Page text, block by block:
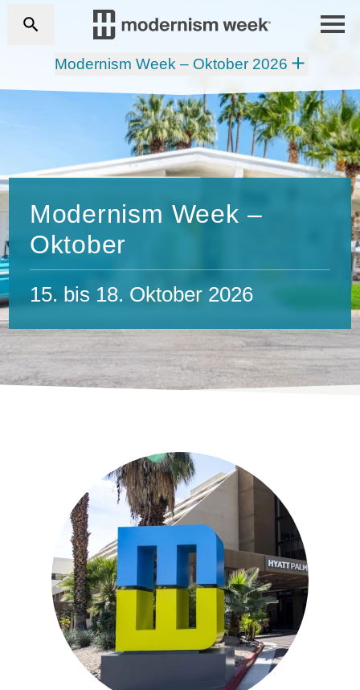
Modernism Week – Oktober 2026
Modernism Week –
Oktober
15. bis 18. Oktober 2026